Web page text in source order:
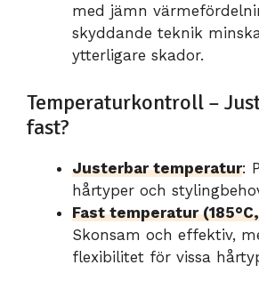
med jämn
skyddande teknik
ytterligare skador.
Temperaturkontroll –
fast?
Justerbar temperatur:
hårtyper och
Fast temperatur
Skonsam och effektiv,
flexibilitet för vissa